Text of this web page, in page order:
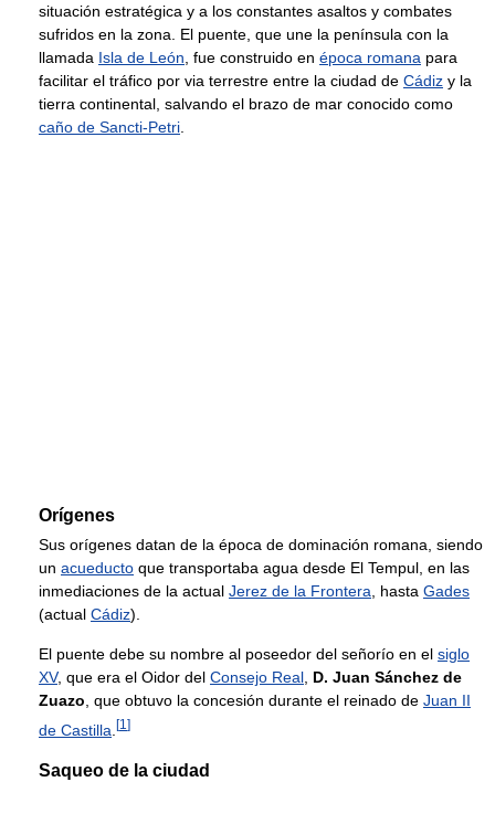
situación estratégica y a los constantes asaltos y combates
sufridos en la zona. El puente, que une la península con la
llamada Isla de León, fue construido en época romana para
facilitar el tráfico por via terrestre entre la ciudad de Cádiz y la
tierra continental, salvando el brazo de mar conocido como
caño de Sancti-Petri.
Orígenes
Sus orígenes datan de la época de dominación romana, siendo
un acueducto que transportaba agua desde El Tempul, en las
inmediaciones de la actual Jerez de la Frontera, hasta Gades
(actual Cádiz).
El puente debe su nombre al poseedor del señorío en el siglo
XV, que era el Oidor del Consejo Real, D. Juan Sánchez de
Zuazo, que obtuvo la concesión durante el reinado de Juan II
de Castilla [1 ]
Saqueo de la ciudad